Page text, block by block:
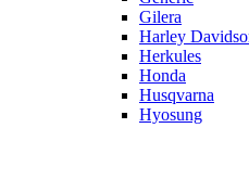
Gilera
Harley
Herkules
Honda
Husqvarna
Hyosung